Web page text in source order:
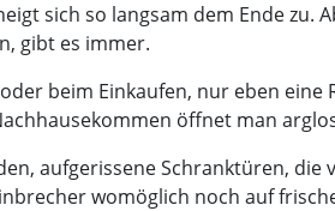
sich so langsam dem Ende
gibt es immer.
beim Einkaufen, nur eben
öffnet man
aufgerissene Schranktüren,
womöglich noch auf